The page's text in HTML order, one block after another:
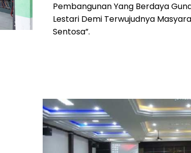
Pembangunan Yang Berdaya
Lestari Demi Terwujudnya
Sentosa”.